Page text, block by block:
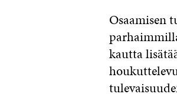
Osaamisen
kautta